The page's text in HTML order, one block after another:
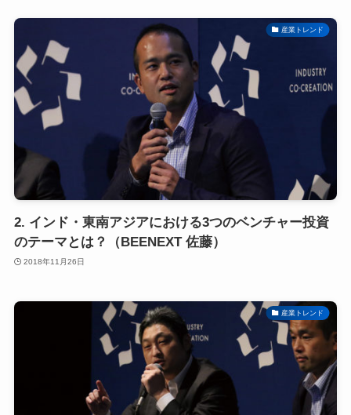
産業トレンド
2. インド・東南アジアにおける3つのベンチャー投資
のテーマとは？（BEENEXT 佐藤）
2018年11月26日
産業トレンド